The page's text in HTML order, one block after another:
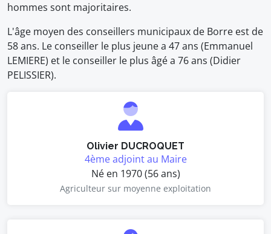
hommes sont majoritaires.
L'âge moyen des conseillers municipaux de Borre est de
58 ans. Le conseiller le plus jeune a 47 ans (Emmanuel
LEMIERE) et le conseiller le plus âgé a 76 ans (Didier
PELISSIER).
Olivier DUCROQUET
4ème adjoint au Maire
Né en 1970 (56 ans)
Agriculteur sur moyenne exploitation